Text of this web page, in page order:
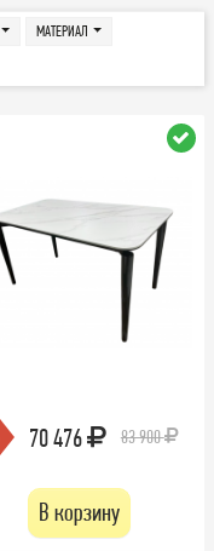
МАТЕРИАЛ
70 476 83 900
В корзину